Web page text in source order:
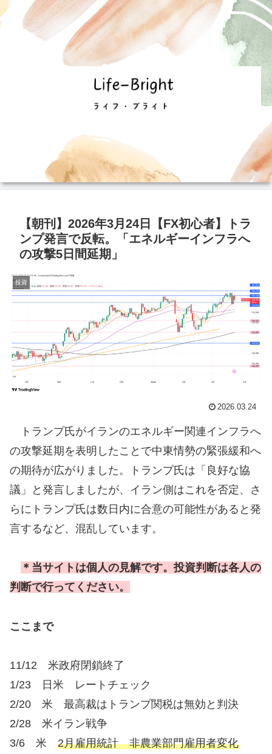
【朝刊】2026年3月24日【FX初心者】トラ
ンプ発言で反転。「エネルギーインフラへ
の攻撃5日間延期」
投資
2026.03.24
トランプ氏がイランのエネルギー関連インフラへ
の攻撃延期を表明したことで中東情勢の緊張緩和へ
の期待が広がりました。トランプ氏は「良好な協
議」と発言しましたが、イラン側はこれを否定、さ
らにトランプ氏は数日内に合意の可能性があると発
言するなど、混乱しています。
＊当サイトは個人の見解です。投資判断は各人の
判断で行ってください。
ここまで
11/12 米政府閉鎖終了
1/23 日米 レートチェック
2/20 米 最高裁はトランプ関税は無効と判決
2/28 米イラン戦争
3/6 米 2月雇用統計 非農業部門雇用者変化